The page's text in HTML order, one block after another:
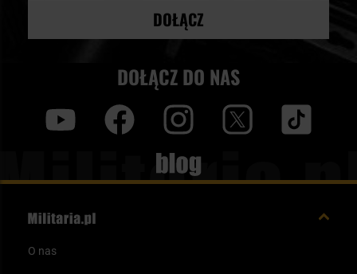
DOŁĄCZ
DOŁĄCZ DO NAS
Blog
O nas